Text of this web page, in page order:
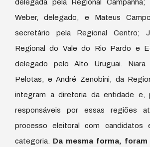
delegada pela Regional Campanha;
Weber, delegado, e Mateus
secretário pela Regional Centro;
Regional do Vale do Rio Pardo e
delegado pelo Alto Uruguai.
Pelotas, e André Zenobini, da
integram a diretoria da entidade e,
responsáveis por essas regiões
processo eleitoral com candidatos
categoria. Da mesma forma,